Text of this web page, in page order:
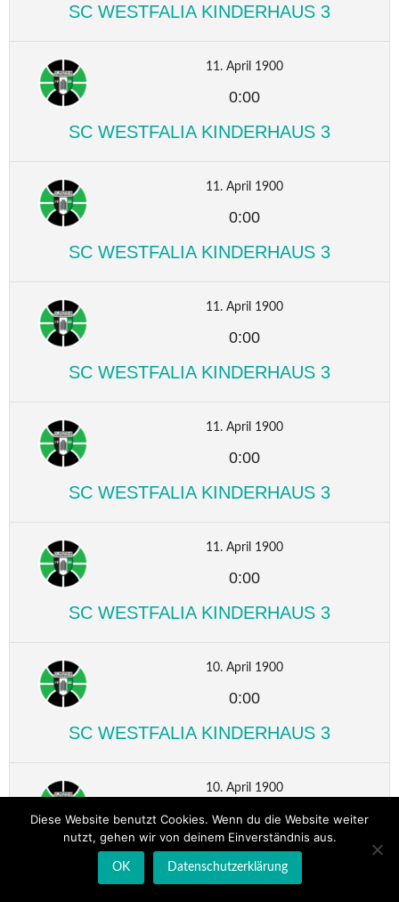
SC WESTFALIA KINDERHAUS 3
11. April 1900
0:00
SC WESTFALIA KINDERHAUS 3
11. April 1900
0:00
SC WESTFALIA KINDERHAUS 3
11. April 1900
0:00
SC WESTFALIA KINDERHAUS 3
11. April 1900
0:00
SC WESTFALIA KINDERHAUS 3
11. April 1900
0:00
SC WESTFALIA KINDERHAUS 3
10. April 1900
0:00
SC WESTFALIA KINDERHAUS 3
10. April 1900
0:00
SC WESTFALIA KINDERHAUS 3
Diese Website benutzt Cookies. Wenn du die Website weiter
nutzt, gehen wir von deinem Einverständnis aus.
OK Datenschutzerklärung